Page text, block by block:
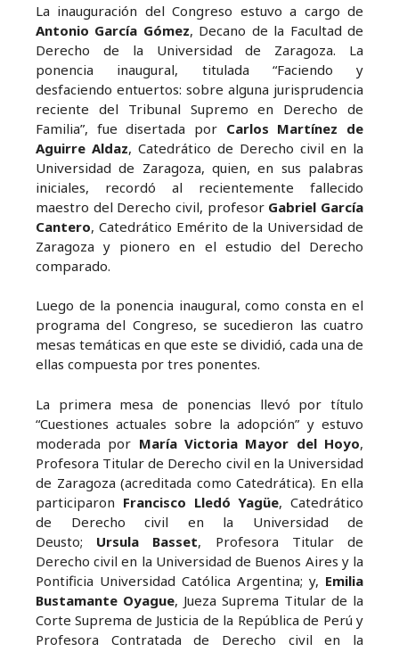
La inauguración del Congreso estuvo a cargo de
Antonio García Gómez, Decano de la Facultad de
Derecho de la Universidad de Zaragoza. La
ponencia inaugural, titulada “Faciendo y
desfaciendo entuertos: sobre alguna jurisprudencia
reciente del Tribunal Supremo en Derecho de
Familia”, fue disertada por Carlos Martínez de
Aguirre Aldaz, Catedrático de Derecho civil en la
Universidad de Zaragoza, quien, en sus palabras
iniciales, recordó al recientemente fallecido
maestro del Derecho civil, profesor Gabriel García
Cantero, Catedrático Emérito de la Universidad de
Zaragoza y pionero en el estudio del Derecho
comparado.
Luego de la ponencia inaugural, como consta en el
programa del Congreso, se sucedieron las cuatro
mesas temáticas en que este se dividió, cada una de
ellas compuesta por tres ponentes.
La primera mesa de ponencias llevó por título
“Cuestiones actuales sobre la adopción” y estuvo
moderada por María Victoria Mayor del Hoyo,
Profesora Titular de Derecho civil en la Universidad
de Zaragoza (acreditada como Catedrática). En ella
participaron Francisco Lledó Yagüe, Catedrático
de Derecho civil en la Universidad de
Deusto; Ursula Basset, Profesora Titular de
Derecho civil en la Universidad de Buenos Aires y la
Pontificia Universidad Católica Argentina; y, Emilia
Bustamante Oyague, Jueza Suprema Titular de la
Corte Suprema de Justicia de la República de Perú y
Profesora Contratada de Derecho civil en la